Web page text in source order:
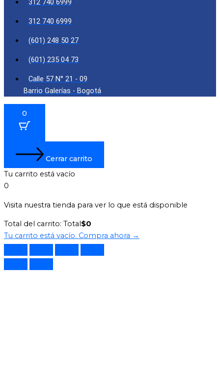
312 740 6999
312 740 6999
(601) 248 50 27
(601) 235 04 73
Calle 57 N° 21 - 09
Barrio Galerías - Bogotá
0
Cerrar carrito
Tu carrito está vacío
0
Visita nuestra tienda para ver lo que está disponible
Total del carrito: Total$0
Tu carrito está vacío. Compra ahora →